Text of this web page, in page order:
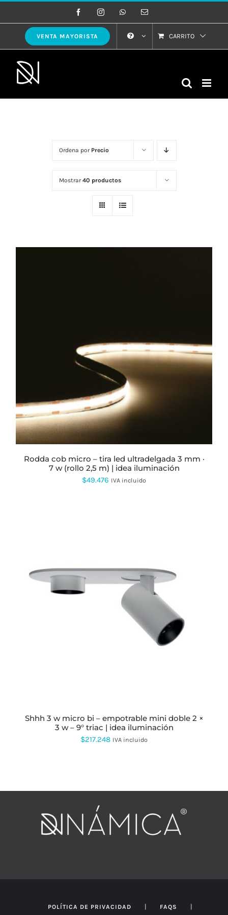
al
contenido
FacebookInstagramWhatsAppCorreo
VENTA MAYORISTA CARRITO
Ordena por Precio
Mostrar40 productos
ESTE
PRODUCTO
TIENE
MÚLTIPLES
VARIANTES.
LAS
OPCIONES
SE
PUEDEN
ELEGIR
PÁGINA
DE
PRODUCTO
rodda cob micro – tira led ultradelgada 3 mm ·
7 w (rollo 2,5 m) | idea iluminación
$49.476 IVA incluido
ESTE
PRODUCTO
MÚLTIPLES
PÁGINA
DE
shhh 3 w micro bi – empotrable mini doble 2 ×
3 w – 9° triac | idea iluminación
$217.248 IVA incluido
POLÍTICA DE PRIVACIDAD | FAQS |